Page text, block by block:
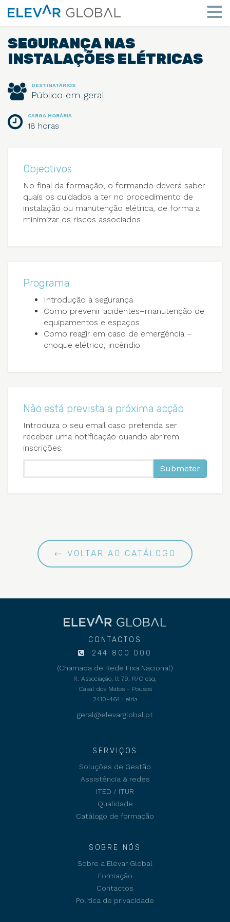
Elevar
Global
Mude
a
perspetiva
SEGURANÇA NAS
INSTALAÇÕES ELÉTRICAS
DESTINATÁRIOS
Público em geral
CARGA HORÁRIA
18 horas
Objectivos
No final da formação, o formando deverá saber
quais os cuidados a ter no procedimento de
instalação ou manutenção elétrica, de forma a
minimizar os riscos associados
Programa
Introdução à segurança
Como prevenir acidentes–manutenção de
equipamentos e espaços
Como reagir em caso de emergência –
choque elétrico; incêndio
Não está prevista a próxima acção
Introduza o seu email caso pretenda ser
receber uma notificação quando abrirem
inscrições.
Submeter
← VOLTAR AO CATÁLOGO
CONTACTOS
244 800 000
(Chamada de Rede Fixa Nacional)
R. Associação, lt 79, R/C esq.
Casal dos Matos - Pousos
2410-464 Leiria
geral@elevarglobal.pt
SERVIÇOS
Soluções de Gestão
Assistência & redes
ITED / ITUR
Qualidade
Catálogo de formação
SOBRE NÓS
Sobre a Elevar Global
Formação
Contactos
Política de privacidade